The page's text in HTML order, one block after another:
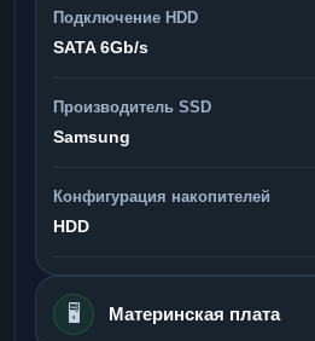
Подключение HDD
SATA 6Gb/s
Производитель SSD
Samsung
Конфигурация накопителей
HDD
🖥️ Материнская плата